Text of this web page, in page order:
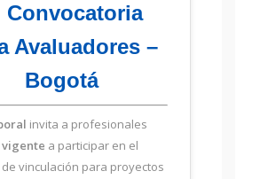
Convocatoria
Avaluadores –
Bogotá
invita a profesionales
vigente a participar en el
vinculación para proyectos